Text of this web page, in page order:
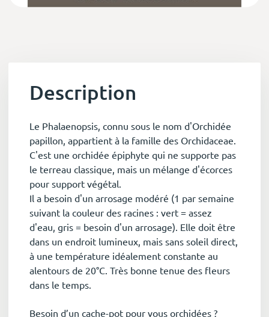
Description
Le Phalaenopsis, connu sous le nom d'Orchidée
papillon, appartient à la famille des Orchidaceae.
C'est une orchidée épiphyte qui ne supporte pas
le terreau classique, mais un mélange d'écorces
pour support végétal.
Il a besoin d'un arrosage modéré (1 par semaine
suivant la couleur des racines : vert = assez
d'eau, gris = besoin d'un arrosage). Elle doit être
dans un endroit lumineux, mais sans soleil direct,
à une température idéalement constante au
alentours de 20°C. Très bonne tenue des fleurs
dans le temps.
Besoin d’un cache-pot pour vous orchidées ?